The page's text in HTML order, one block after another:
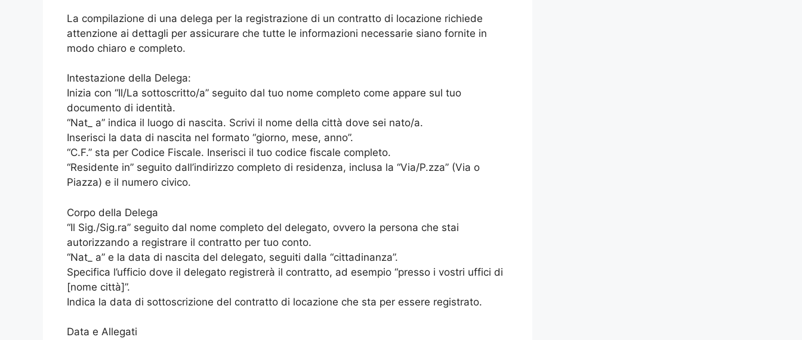
La compilazione di una delega per la registrazione di un contratto di locazione richiede
attenzione ai dettagli per assicurare che tutte le informazioni necessarie siano fornite in
modo chiaro e completo.
Intestazione della Delega:
Inizia con “Il/La sottoscritto/a” seguito dal tuo nome completo come appare sul tuo
documento di identità.
“Nat_ a” indica il luogo di nascita. Scrivi il nome della città dove sei nato/a.
Inserisci la data di nascita nel formato “giorno, mese, anno”.
“C.F.” sta per Codice Fiscale. Inserisci il tuo codice fiscale completo.
“Residente in” seguito dall’indirizzo completo di residenza, inclusa la “Via/P.zza” (Via o
Piazza) e il numero civico.
Corpo della Delega
“Il Sig./Sig.ra” seguito dal nome completo del delegato, ovvero la persona che stai
autorizzando a registrare il contratto per tuo conto.
“Nat_ a” e la data di nascita del delegato, seguiti dalla “cittadinanza”.
Specifica l’ufficio dove il delegato registrerà il contratto, ad esempio “presso i vostri uffici di
[nome città]”.
Indica la data di sottoscrizione del contratto di locazione che sta per essere registrato.
Data e Allegati